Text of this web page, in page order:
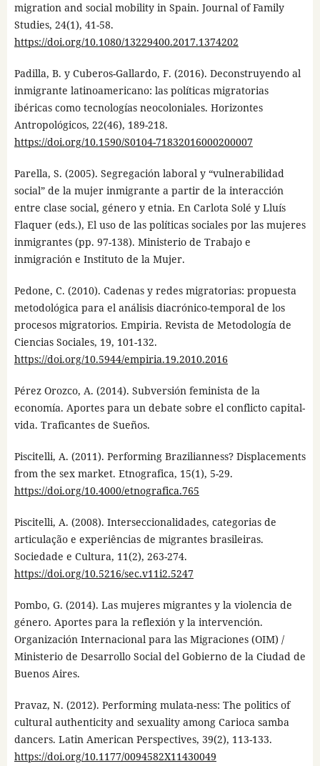
migration and social mobility in Spain. Journal of Family
Studies, 24(1), 41-58.
https://doi.org/10.1080/13229400.2017.1374202
Padilla, B. y Cuberos-Gallardo, F. (2016). Deconstruyendo al
inmigrante latinoamericano: las políticas migratorias
ibéricas como tecnologías neocoloniales. Horizontes
Antropológicos, 22(46), 189-218.
https://doi.org/10.1590/S0104-71832016000200007
Parella, S. (2005). Segregación laboral y “vulnerabilidad
social” de la mujer inmigrante a partir de la interacción
entre clase social, género y etnia. En Carlota Solé y Lluís
Flaquer (eds.), El uso de las políticas sociales por las mujeres
inmigrantes (pp. 97-138). Ministerio de Trabajo e
inmigración e Instituto de la Mujer.
Pedone, C. (2010). Cadenas y redes migratorias: propuesta
metodológica para el análisis diacrónico-temporal de los
procesos migratorios. Empiria. Revista de Metodología de
Ciencias Sociales, 19, 101-132.
https://doi.org/10.5944/empiria.19.2010.2016
Pérez Orozco, A. (2014). Subversión feminista de la
economía. Aportes para un debate sobre el conflicto capital-
vida. Traficantes de Sueños.
Piscitelli, A. (2011). Performing Brazilianness? Displacements
from the sex market. Etnografica, 15(1), 5-29.
https://doi.org/10.4000/etnografica.765
Piscitelli, A. (2008). Interseccionalidades, categorias de
articulação e experiências de migrantes brasileiras.
Sociedade e Cultura, 11(2), 263-274.
https://doi.org/10.5216/sec.v11i2.5247
Pombo, G. (2014). Las mujeres migrantes y la violencia de
género. Aportes para la reflexión y la intervención.
Organización Internacional para las Migraciones (OIM) /
Ministerio de Desarrollo Social del Gobierno de la Ciudad de
Buenos Aires.
Pravaz, N. (2012). Performing mulata-ness: The politics of
cultural authenticity and sexuality among Carioca samba
dancers. Latin American Perspectives, 39(2), 113-133.
https://doi.org/10.1177/0094582X11430049